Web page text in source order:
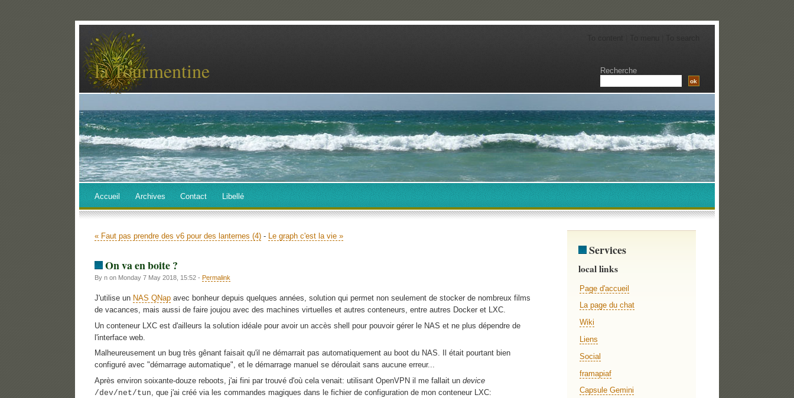
la Tourmentine Recherche
Accueil Archives Contact Libellé
« Faut pas prendre des v6 pour des lanternes (4) - Le graph c'est la vie »
On va en boite ?
By n on Monday 7 May 2018, 15:52 - Permalink
J'utilise un NAS QNap avec bonheur depuis quelques années, solution qui permet non seulement de stocker de nombreux films
de vacances, mais aussi de faire joujou avec des machines virtuelles et autres conteneurs, entre autres Docker et LXC.
Un conteneur LXC est d'ailleurs la solution idéale pour avoir un accès shell pour pouvoir gérer le NAS et ne plus dépendre de
l'interface web.
Malheureusement un bug très gênant faisait qu'il ne démarrait pas automatiquement au boot du NAS. Il était pourtant bien
configuré avec "démarrage automatique", et le démarrage manuel se déroulait sans aucune erreur...
Après environ soixante-douze reboots, j'ai fini par trouvé d'où cela venait: utilisant OpenVPN il me fallait un device
/dev/net/tun , que j'ai créé via les commandes magiques dans le fichier de configuration de mon conteneur LXC:
Services
local links
Page d'accueil
La page du chat
Wiki
Liens
Social
framapiaf
Capsule Gemini